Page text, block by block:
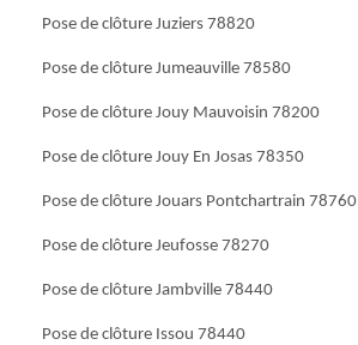
Pose de clôture Juziers 78820
Pose de clôture Jumeauville 78580
Pose de clôture Jouy Mauvoisin 78200
Pose de clôture Jouy En Josas 78350
Pose de clôture Jouars Pontchartrain 78760
Pose de clôture Jeufosse 78270
Pose de clôture Jambville 78440
Pose de clôture Issou 78440